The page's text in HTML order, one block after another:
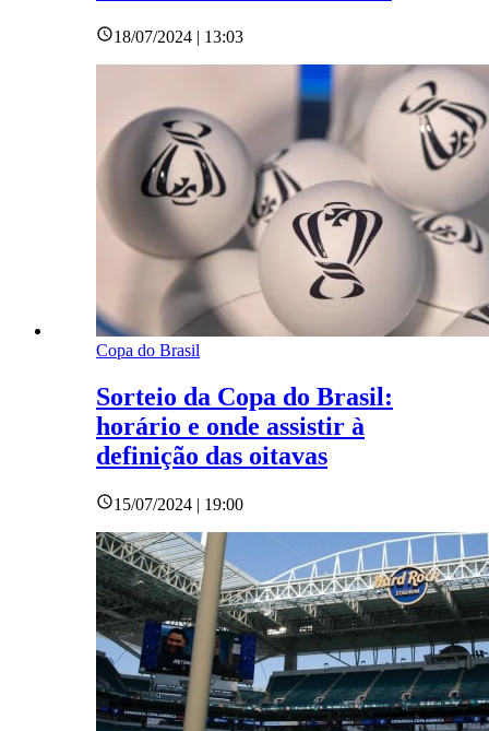
18/07/2024 | 13:03
Copa do Brasil
Sorteio da Copa do Brasil:
horário e onde assistir à
definição das oitavas
15/07/2024 | 19:00